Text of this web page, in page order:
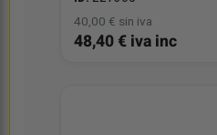
40,00 € sin iva
48,40 € iva inc